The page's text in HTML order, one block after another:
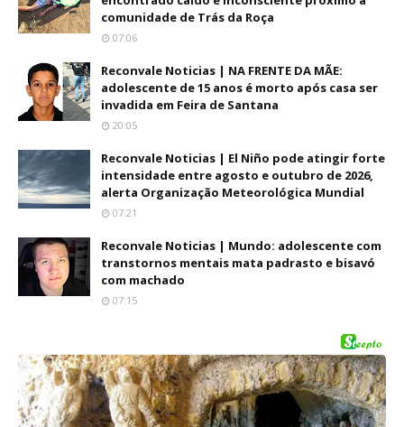
comunidade de Trás da Roça
07:06
Reconvale Noticias | NA FRENTE DA MÃE:
adolescente de 15 anos é morto após casa ser
invadida em Feira de Santana
20:05
Reconvale Noticias | El Niño pode atingir forte
intensidade entre agosto e outubro de 2026,
alerta Organização Meteorológica Mundial
07:21
Reconvale Noticias | Mundo: adolescente com
transtornos mentais mata padrasto e bisavó
com machado
07:15